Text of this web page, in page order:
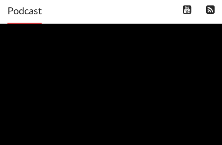
Podcast